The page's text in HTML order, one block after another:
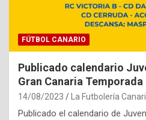
FÚTBOL CANARIO
Publicado calendario
Gran Canaria Temporada
14/08/2023 La Futbolería
Publicado el calendario de